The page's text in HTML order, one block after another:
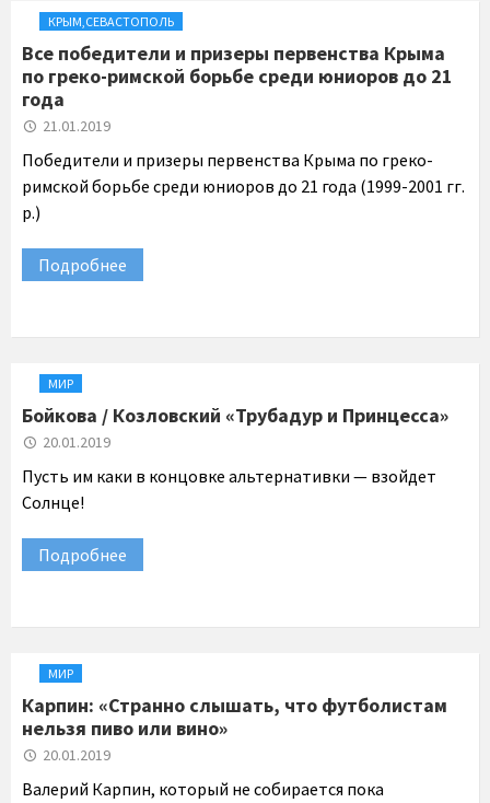
КРЫМ,СЕВАСТОПОЛЬ
Все победители и призеры первенства Крыма
по греко-римской борьбе среди юниоров до 21
года
21.01.2019
Победители и призеры первенства Крыма по греко-
римской борьбе среди юниоров до 21 года (1999-2001 гг.
р.)
Подробнее
МИР
Бойкова / Козловский «Трубадур и Принцесса»
20.01.2019
Пусть им каки в концовке альтернативки — взойдет
Солнце!
Подробнее
МИР
Карпин: «Странно слышать, что футболистам
нельзя пиво или вино»
20.01.2019
Валерий Карпин, который не собирается пока